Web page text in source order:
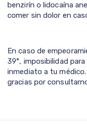
benzirín o lidocaína
comer sin dolor en
En caso de
39°, imposibilidad
inmediato a tu
gracias por